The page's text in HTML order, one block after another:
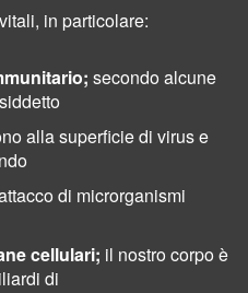
in particolare:
secondo alcune
alla superficie di virus e
di microrganismi
cellulari; il nostro corpo è
di